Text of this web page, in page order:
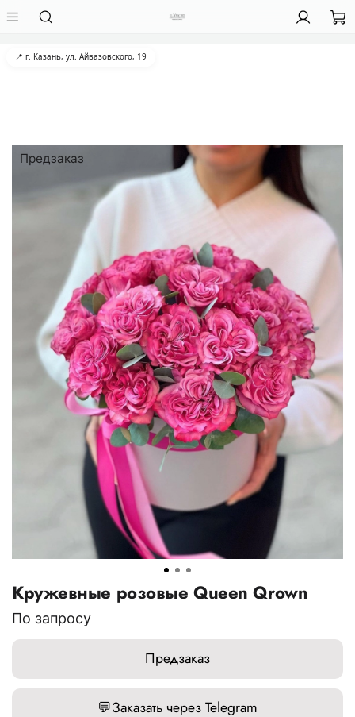
📍 г. Казань, ул. Айвазовского, 19
Предзаказ
Кружевные розовые Queen Qrown
По запросу
Предзаказ
💬Заказать через Telegram